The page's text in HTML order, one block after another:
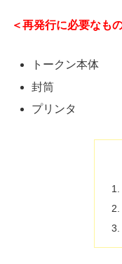
＜再発行に必要なも
トークン本体
封筒
プリンタ